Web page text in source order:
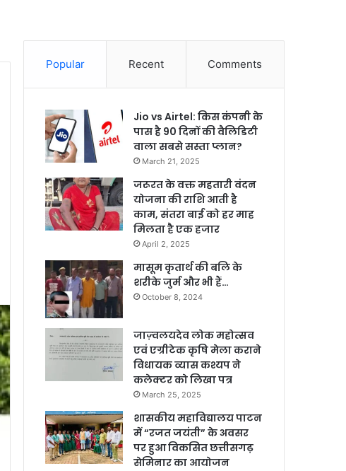
Popular Recent Comments
Jio vs Airtel: किस कंपनी के
पास है 90 दिनों की वैलिडिटी
वाला सबसे सस्ता प्लान?
March 21, 2025
जरूरत के वक्त महतारी वंदन
योजना की राशि आती है
काम, संतरा बाई को हर माह
मिलता है एक हजार
April 2, 2025
मासूम कृतार्थ की बलि के
शरीके जुर्म और भी हैं…
October 8, 2024
जाज़्वलयदेव लोक महोत्सव
एवं एग्रीटेक कृषि मेला कराने
विधायक व्यास कश्यप ने
कलेक्टर को लिखा पत्र
March 25, 2025
शासकीय महाविद्यालय पाटन
में “रजत जयंती” के अवसर
पर हुआ विकसित छत्तीसगढ़
सेमिनार का आयोजन